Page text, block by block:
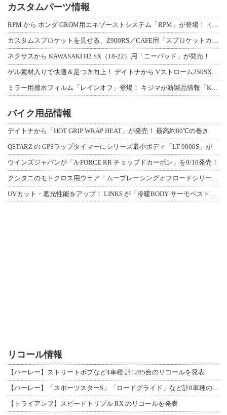
カスタムパーツ情報
RPM から ホンダ GROM用エキゾーストシステム「RPM」が登場！（動画あり
カスタムスプロケットを見せる、Z900RS／CAFE用「スプロケットカバーフルキ
ネクサスから KAWASAKI H2 SX（18-22）用「ニーパッド」が発売！
ゲル素材入りで快適＆足つき向上！ デイトナから Vストローム250SX用「快適ロ
ミラー用撥水フィルム「レインオフ」登場！ キジマが新製品情報「KIJIMA NE
バイク用品情報
デイトナから「HOT GRIP WRAP HEAT」が発売！ 最高約80℃の巻き
QSTARZ の GPSラップタイマーにシリーズ最小ボディ「LT-9000S」が
ウインズジャパンが「A-FORCE RR チョップドカーボン」を9/10発売！
クシタニのモトクロス用ウェア「ムーブレーシングオフロードシリーズ」3アイテムが登
UVカット・遮光性能をアップ！ LINKS が「冷暖BODY サーモベスト」改良
リコール情報
【ハーレー】ストリートボブなど4車種 計1285台のリコールを発表
【ハーレー】「スポーツスターS」「ロードグライド」など計8車種のリコールを発表
【トライアンフ】スピードトリプル RX のリコールを発表